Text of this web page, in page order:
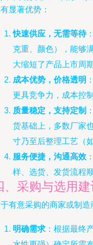
显著优势：
快速供应，无需等待
克重、颜色），能够
大缩短了产品上市周期
成本优势，价格透明
更具竞争力，成本控
质量稳定，支持定制
货基础上，多数厂家
寸乃至后整理工艺（
服务便捷，沟通高效
样、选货、发货流程
、采购与选用建
有意采购的商家或制造
明确需求 ：根据最终